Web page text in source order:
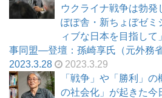
ウクライナ戦争は勃発
ぽぽ舎・新ちょぼゼミ
ィブな日本を目指し
事同盟―登壇：孫崎享氏（元外務
2023.3.28
2023.3.29
「戦争」や「勝利」
の社会化」が起きた今